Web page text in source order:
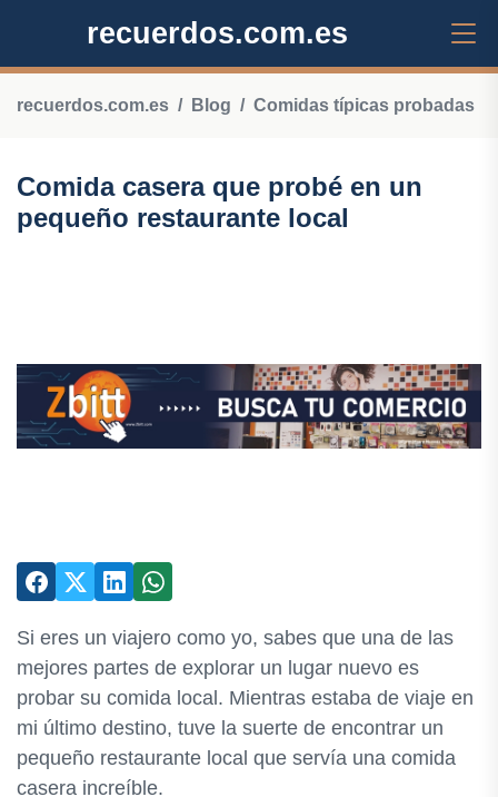
recuerdos.com.es
recuerdos.com.es Blog Comidas típicas probadas
Comida casera que probé en un
pequeño restaurante local
Si eres un viajero como yo, sabes que una de las
mejores partes de explorar un lugar nuevo es
probar su comida local. Mientras estaba de viaje en
mi último destino, tuve la suerte de encontrar un
pequeño restaurante local que servía una comida
casera increíble.